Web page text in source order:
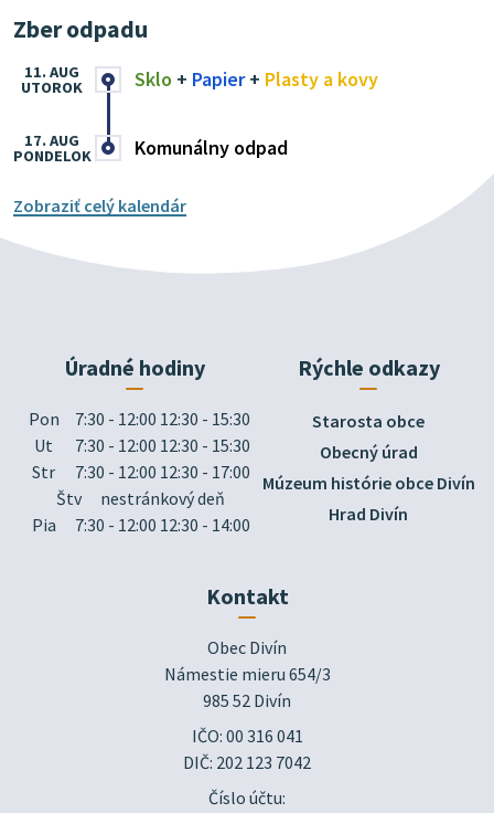
Zber odpadu
Sklo + Papier+ Plasty a kovy
11. AUG
UTOROK
Komunálny odpad
17. AUG
PONDELOK
Zobraziť celý kalendár
Úradné hodiny
Pon
7:30 - 12:00 12:30 - 15:30
Ut
7:30 - 12:00 12:30 - 15:30
Str
7:30 - 12:00 12:30 - 17:00
Štv
nestránkový deň
Pia
7:30 - 12:00 12:30 - 14:00
Rýchle odkazy
Starosta obce
Obecný úrad
Múzeum histórie obce Divín
Hrad Divín
Kontakt
Obec Divín
Námestie mieru 654/3
985 52 Divín
IČO: 00 316 041
DIČ: 202 123 7042
Číslo účtu: